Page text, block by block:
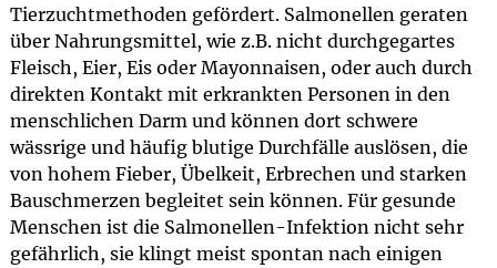
Tierzuchtmethoden gefördert. Salmonellen geraten
über Nahrungsmittel, wie z.B. nicht durchgegartes
Fleisch, Eier, Eis oder Mayonnaisen, oder auch durch
direkten Kontakt mit erkrankten Personen in den
menschlichen Darm und können dort schwere
wässrige und häufig blutige Durchfälle auslösen, die
von hohem Fieber, Übelkeit, Erbrechen und starken
Bauschmerzen begleitet sein können. Für gesunde
Menschen ist die Salmonellen-Infektion nicht sehr
gefährlich, sie klingt meist spontan nach einigen